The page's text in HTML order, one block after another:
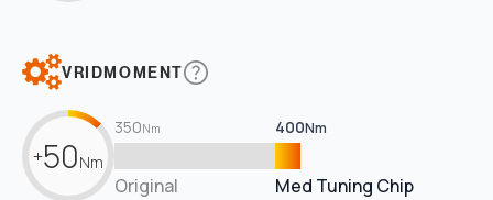
VRIDMOMENT
+50Nm
350Nm 400Nm
Original Med Tuning Chip